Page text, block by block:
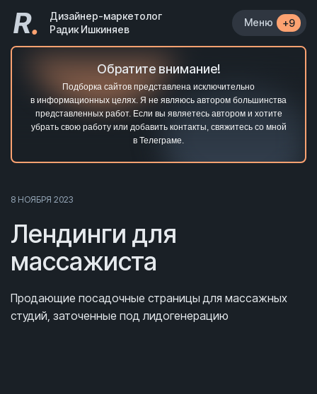
R.
Дизайнер-маркетолог
Радик Ишкиняев
Меню +9
Обратите внимание!
Подборка сайтов представлена исключительно
в информационных целях. Я не являюсь автором большинства
представленных работ. Если вы являетесь автором и хотите
убрать свою работу или добавить контакты, свяжитесь со мной
в Телеграме.
8 НОЯБРЯ 2023
Лендинги для
массажиста
Продающие посадочные страницыдля массажных
студий, заточенные под лидогенерацию